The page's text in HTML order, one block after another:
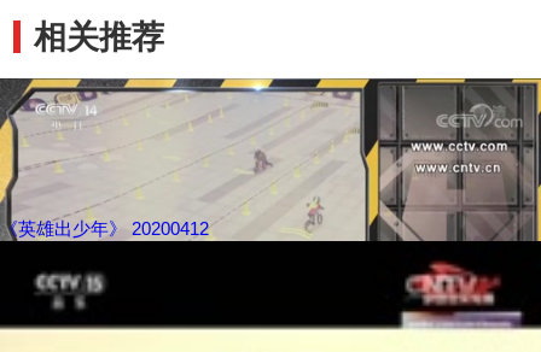
相关推荐
《英雄出少年》 20200412